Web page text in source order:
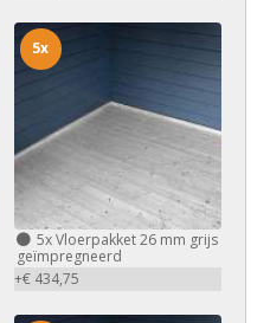
5xVloerpakket 26 mm grijs
geïmpregneerd
+€ 434,75
5x